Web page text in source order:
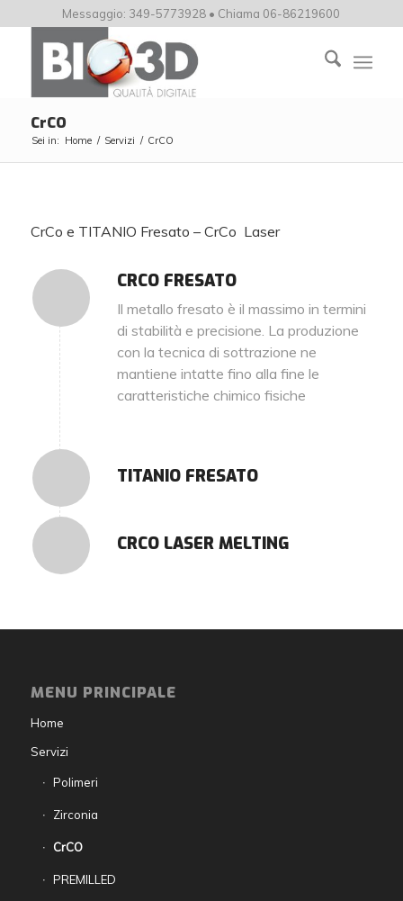
Messaggio: 349-5773928 • Chiama 06-86219600
CrCO
Sei in: Home / Servizi / CrCO
CrCo e TITANIO Fresato – CrCo Laser
CRCO FRESATO
Il metallo fresato è il massimo in termini
di stabilità e precisione. La produzione
con la tecnica di sottrazione ne
mantiene intatte fino alla fine le
caratteristiche chimico fisiche
TITANIO FRESATO
CRCO LASER MELTING
MENU PRINCIPALE
Home
Servizi
Polimeri
Zirconia
CrCO
PREMILLED